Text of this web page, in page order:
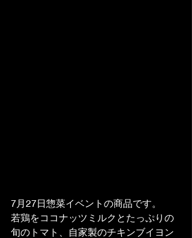
7月27日惣菜イベントの商品です。
若鶏をココナッツミルクとたっぷりの
旬のトマト、自家製のチキンブイヨン